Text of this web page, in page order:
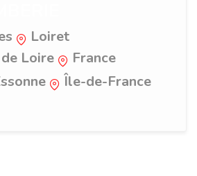
Loiret
Loire
France
Île-de-France